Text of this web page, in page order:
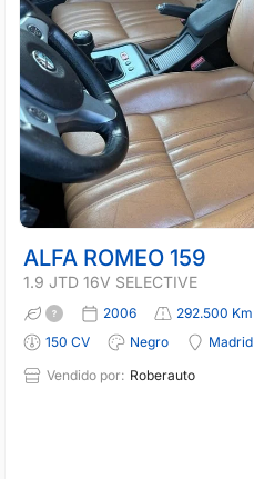
ALFA ROMEO 159
1.9 JTD 16V SELECTIVE
2006 292.500 Km
150 CV
Negro
Madrid
Vendido por: Roberauto